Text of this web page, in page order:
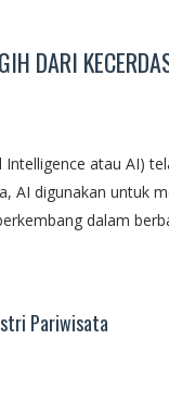
DARI
atau AI)
AI digunakan untuk
dalam
Pariwisata